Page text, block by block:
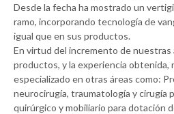
Desde la fecha ha mostrado un
ramo, incorporando tecnología de
igual que en sus productos.
En virtud del incremento de nuestras
productos, y la experiencia obtenida,
especializado en otras áreas como:
neurocirugía, traumatología y cirugía
quirúrgico y mobiliario para dotación